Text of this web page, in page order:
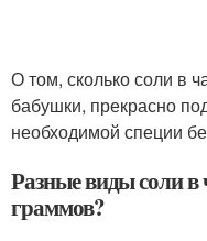
О том, сколько соли в
бабушки, прекрасно
необходимой специи
Разные виды соли
граммов?